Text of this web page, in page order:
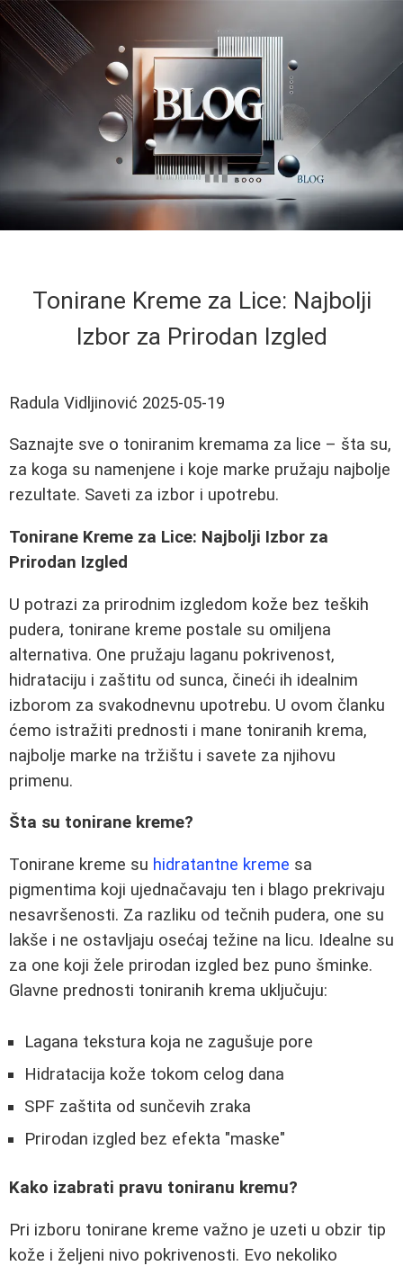
Tonirane Kreme za Lice: Najbolji
Izbor za Prirodan Izgled
Radula Vidljinović 2025-05-19
Saznajte sve o toniranim kremama za lice – šta su,
za koga su namenjene i koje marke pružaju najbolje
rezultate. Saveti za izbor i upotrebu.
Tonirane Kreme za Lice: Najbolji Izbor za
Prirodan Izgled
U potrazi za prirodnim izgledom kože bez teških
pudera, tonirane kreme postale su omiljena
alternativa. One pružaju laganu pokrivenost,
hidrataciju i zaštitu od sunca, čineći ih idealnim
izborom za svakodnevnu upotrebu. U ovom članku
ćemo istražiti prednosti i mane toniranih krema,
najbolje marke na tržištu i savete za njihovu
primenu.
Šta su tonirane kreme?
Tonirane kreme su hidratantne kreme sa
pigmentima koji ujednačavaju ten i blago prekrivaju
nesavršenosti. Za razliku od tečnih pudera, one su
lakše i ne ostavljaju osećaj težine na licu. Idealne su
za one koji žele prirodan izgled bez puno šminke.
Glavne prednosti toniranih krema uključuju:
Lagana tekstura koja ne zagušuje pore
Hidratacija kože tokom celog dana
SPF zaštita od sunčevih zraka
Prirodan izgled bez efekta "maske"
Kako izabrati pravu toniranu kremu?
Pri izboru tonirane kreme važno je uzeti u obzir tip
kože i željeni nivo pokrivenosti. Evo nekoliko